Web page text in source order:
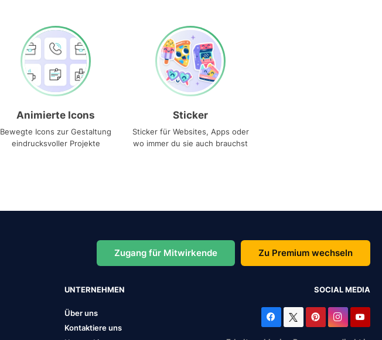
Animierte Icons
Bewegte Icons zur Gestaltung
eindrucksvoller Projekte
Sticker
Sticker für Websites, Apps oder
wo immer du sie auch brauchst
Zugang für Mitwirkende Zu Premium wechseln
UNTERNEHMEN
Über uns
Kontaktiere uns
SOCIAL MEDIA